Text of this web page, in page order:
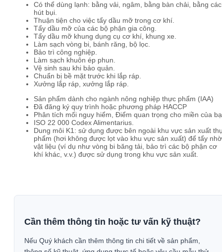
Có thể dùng lạnh: bằng vải, ngâm, bằng bàn chải, bằng
hút bụi.
Thuận tiện cho việc tẩy dầu mỡ trong cơ khí.
Tẩy dầu mỡ của các bộ phận gia công.
Tẩy dầu mỡ khung dụng cụ cơ khí, khung xe.
Làm sạch vòng bi, bánh răng, bộ lọc.
Bảo trì công nghiệp.
Làm sạch khuôn ép phun.
Vệ sinh sau khi bảo quản.
Chuẩn bị bề mặt trước khi lắp ráp.
Xưởng lắp ráp, xưởng lắp ráp.
Sản phẩm dành cho ngành nông nghiệp thực phẩm (IAA)
Đã đăng ký quy trình hoặc phương pháp HACCP
Phân tích mối nguy hiểm, Điểm quan trọng cho miền của
ISO 22 000 Codex Alimentarius.
Dung môi K1: sử dụng được bên ngoài khu vực sản xuất
phẩm (hơi không được lọt vào khu vực sản xuất) để tẩy
vật liệu (ví dụ như vòng bi băng tải, bảo trì các bộ phận cơ
khí khác, v.v.) được sử dụng trong khu vực sản xuất.
Cần thêm thông tin hoặc tư vấn kỹ thuật?
Nếu Quý khách cần thêm thông tin chi tiết về sản phẩm,